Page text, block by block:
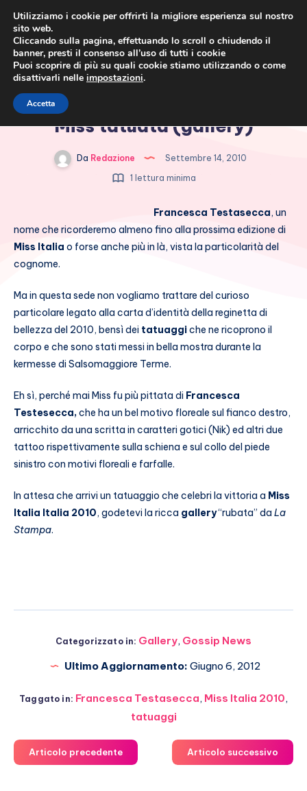
Francesca Testasecca, una
Miss tatuata (gallery)
Da Redazione
Settembre 14, 2010
1 lettura minima
Francesca Testasecca, un
nome che ricorderemo almeno fino alla prossima edizione di
Miss Italia o forse anche più in là, vista la particolarità del
cognome.
Ma in questa sede non vogliamo trattare del curioso
particolare legato alla carta d’identità della reginetta di
bellezza del 2010, bensì dei tatuaggiche ne ricoprono il
corpo e che sono stati messi in bella mostra durante la
kermesse di Salsomaggiore Terme.
Eh sì, perché mai Miss fu più pittata di Francesca
Testesecca,che ha un bel motivo floreale sul fianco destro,
arricchito da una scritta in caratteri gotici (Nik) ed altri due
tattoo rispettivamente sulla schiena e sul collo del piede
sinistro con motivi floreali e farfalle.
In attesa che arrivi un tatuaggio che celebri la vittoria a Miss
Italia Italia 2010, godetevi la ricca gallery“rubata” da La
Stampa.
Categorizzato in: Gallery, Gossip News
Ultimo Aggiornamento: Giugno 6, 2012
Taggato in: Francesca Testasecca, Miss Italia 2010,
tatuaggi
Articolo precedente Articolo successivo
Utilizziamo i cookie per offrirti la migliore esperienza sul nostro
sito web.
Cliccando sulla pagina, effettuando lo scroll o chiudendo il
banner, presti il consenso all’uso di tutti i cookie
Puoi scoprire di più su quali cookie stiamo utilizzando o come
disattivarli nelle impostazioni.
Accetta